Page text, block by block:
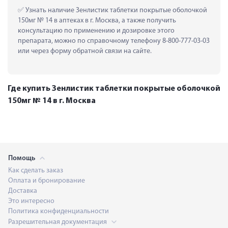
Узнать наличие Зенлистик таблетки покрытые оболочкой
150мг № 14 в аптеках в г. Москва, а также получить
консультацию по применению и дозировке этого
препарата, можно по справочному телефону 8-800-777-03-03
или через форму обратной связи на сайте.
Где купить Зенлистик таблетки покрытые оболочкой
150мг № 14 в г. Москва
Помощь
Как сделать заказ
Оплата и бронирование
Доставка
Это интересно
Политика конфиденциальности
Разрешительная документация